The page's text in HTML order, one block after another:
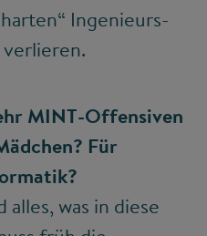
Ingenieurs-
MINT-Offensiven
Für
was in diese